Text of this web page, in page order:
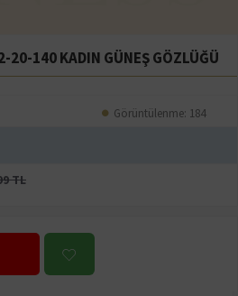
20-140 KADIN GÜNEŞ GÖZLÜĞÜ
Görüntülenme: 184
TL